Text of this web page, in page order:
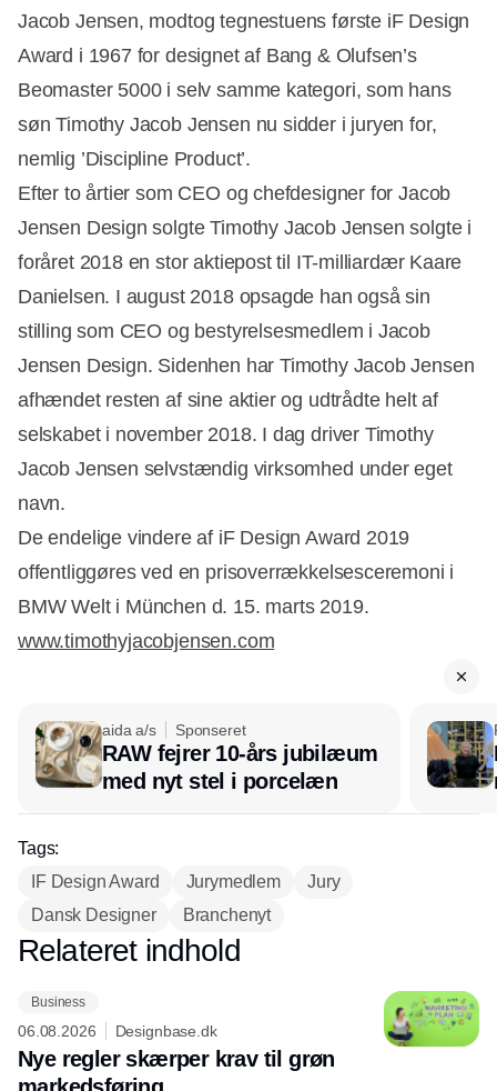
Jacob Jensen, modtog tegnestuens første iF Design
Award i 1967 for designet af Bang & Olufsen’s
Beomaster 5000 i selv samme kategori, som hans
søn Timothy Jacob Jensen nu sidder i juryen for,
nemlig ’Discipline Product’.
Efter to årtier som CEO og chefdesigner for Jacob
Jensen Design solgte Timothy Jacob Jensen solgte i
foråret 2018 en stor aktiepost til IT-milliardær Kaare
Danielsen. I august 2018 opsagde han også sin
stilling som CEO og bestyrelsesmedlem i Jacob
Jensen Design. Sidenhen har Timothy Jacob Jensen
afhændet resten af sine aktier og udtrådte helt af
selskabet i november 2018. I dag driver Timothy
Jacob Jensen selvstændig virksomhed under eget
navn.
De endelige vindere af iF Design Award 2019
offentliggøres ved en prisoverrækkelsesceremoni i
BMW Welt i München d. 15. marts 2019.
www.timothyjacobjensen.com
aida a/s Sponseret
RAW fejrer 10-års jubilæum
med nyt stel i porcelæn
Tags:
IF Design Award
Jurymedlem
Jury
Dansk Designer
Branchenyt
Annonce
Relateret indhold
Business
06.08.2026 Designbase.dk
Nye regler skærper krav til grøn